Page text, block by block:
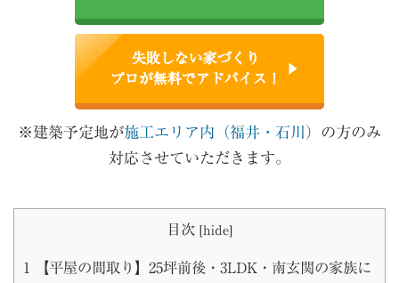
失敗しない家づくり
プロが無料でアドバイス！
※建築予定地が施工エリア内（福井・石川） の方のみ
対応させていただきます。
目次 [hide]
1
【平屋の間取り】25坪前後・3LDK・南玄関の家族に